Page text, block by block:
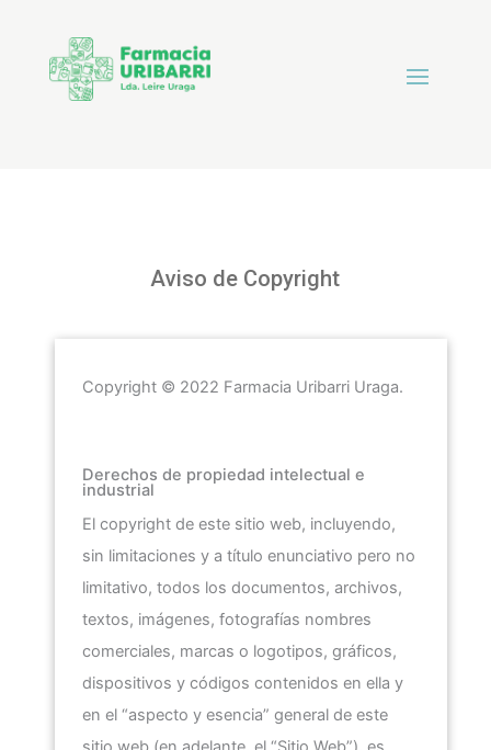
Aviso de Copyright
Copyright © 2022 Farmacia Uribarri Uraga.
Derechos de propiedad intelectual e
industrial
El copyright de este sitio web, incluyendo,
sin limitaciones y a título enunciativo pero no
limitativo, todos los documentos, archivos,
textos, imágenes, fotografías nombres
comerciales, marcas o logotipos, gráficos,
dispositivos y códigos contenidos en ella y
en el “aspecto y esencia” general de este